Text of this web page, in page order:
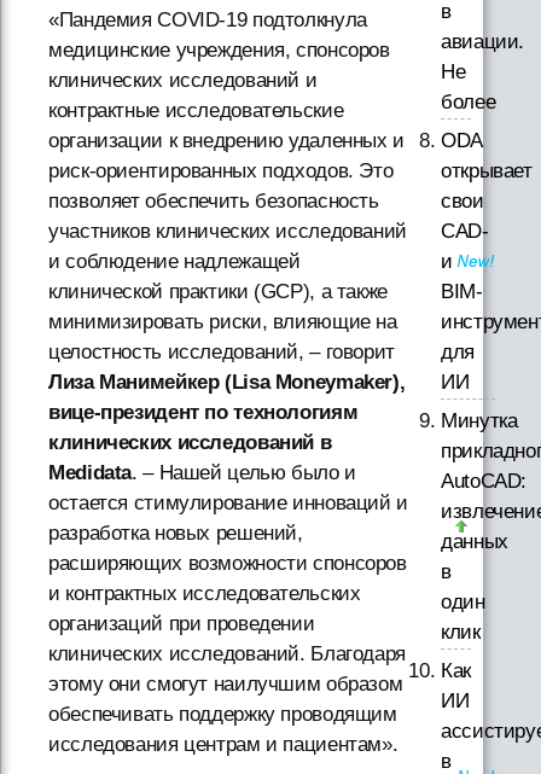
«Пандемия COVID-19 подтолкнула
медицинские учреждения, спонсоров
клинических исследований и
контрактные исследовательские
организации к внедрению удаленных и
риск-ориентированных подходов. Это
позволяет обеспечить безопасность
участников клинических исследований
и соблюдение надлежащей
клинической практики (GCP), а также
минимизировать риски, влияющие на
целостность исследований, – говорит
Лиза Манимейкер (Lisa Moneymaker),
вице-президент по технологиям
клинических исследований в
Medidata. – Нашей целью было и
остается стимулирование инноваций и
разработка новых решений,
расширяющих возможности спонсоров
и контрактных исследовательских
организаций при проведении
клинических исследований. Благодаря
этому они смогут наилучшим образом
обеспечивать поддержку проводящим
исследования центрам и пациентам».
в
авиации.
Не
более
ODA
открывает
свои
CAD-
и
BIM-
для
ИИ
Минутка
AutoCAD:
данных
в
один
клик
Как
ИИ
в